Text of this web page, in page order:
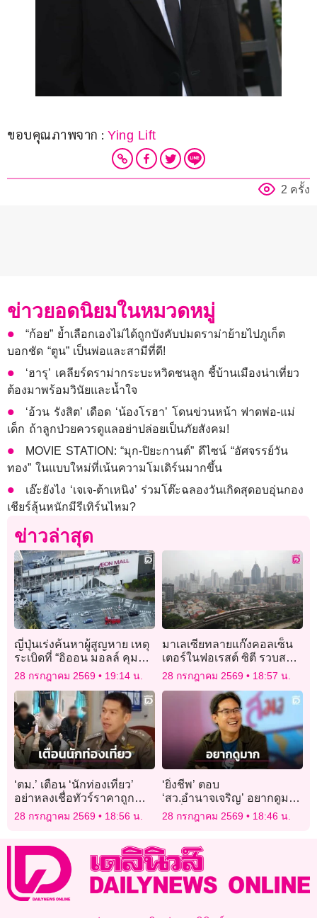
ขอบคุณภาพจาก : Ying Lift
2 ครั้ง
ข่าวยอดนิยมในหมวดหมู่
“ก้อย” ย้ำเลือกเองไม่ได้ถูกบังคับปมดราม่าย้ายไปภูเก็ต
บอกชัด “ตูน” เป็นพ่อและสามีที่ดี!
‘ฮารุ’ เคลียร์ดราม่ากระบะหวิดชนลูก ชี้บ้านเมืองน่าเที่ยว
ต้องมาพร้อมวินัยและน้ำใจ
‘อ้วน รังสิต’ เดือด ‘น้องโรฮา’ โดนข่วนหน้า ฟาดพ่อ-แม่
เด็ก ถ้าลูกป่วยควรดูแลอย่าปล่อยเป็นภัยสังคม!
MOVIE STATION: “มุก-ปิยะกานต์” ดีไซน์ “อัศจรรย์วัน
ทอง” ในแบบใหม่ที่เน้นความโมเดิร์นมากขึ้น
เอ๊ะยังไง ‘เจเจ-ต้าเหนิง’ ร่วมโต๊ะฉลองวันเกิดสุดอบอุ่นกอง
เชียร์ลุ้นหนักมีรีเทิร์นไหม?
ข่าวล่าสุด
ญี่ปุ่นเร่งค้นหาผู้สูญหาย เหตุ
ระเบิดที่ “อิออน มอลล์ คุมา
โมโตะ” หลังแผ่นดินไหว
28 กรกฎาคม 2569 19:14 น.
มาเลเซียทลายแก๊งคอลเซ็น
เตอร์ในฟอเรสต์ ซิตี รวบส
แกมเมอร์ 335 คน ส่วนใหญ่
ชาวจีน
28 กรกฎาคม 2569 18:57 น.
‘ตม.’ เตือน ‘นักท่องเที่ยว’
อย่าหลงเชื่อทัวร์ราคาถูก
หลังบุกช่วย 3 อินเดีย ถูก
ลักพาตัวเรียกค่าไถ่
28 กรกฎาคม 2569 18:56 น.
‘ยิ่งชีพ’ ตอบ
‘สว.อำนาจเจริญ’ อยากดูมาก
คำสั่ง กกต.ตีตกปมคุณสมบัติ
แต่มันอยู่ไหน
28 กรกฎาคม 2569 18:46 น.